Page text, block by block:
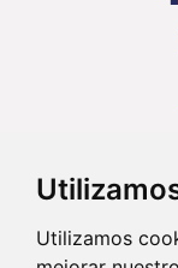
Utilizamos